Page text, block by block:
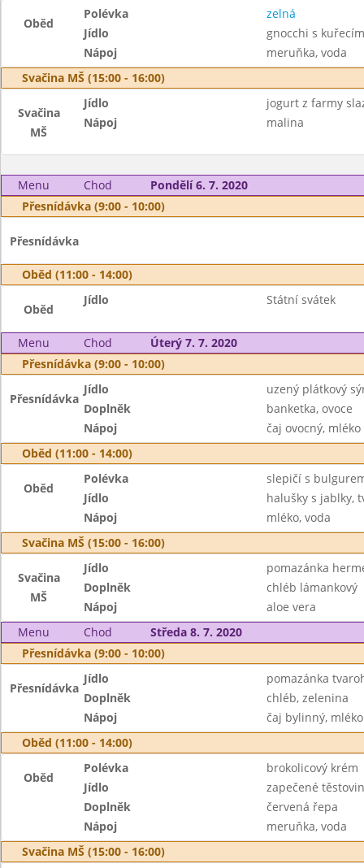
Oběd
Polévka
zelná
Jídlo
gnocchi s
Nápoj
meruňka, voda
Svačina MŠ (15:00 - 16:00)
Svačina
MŠ
Jídlo
jogurt z farmy
Nápoj
malina
Menu Chod
Pondělí 6. 7. 2020
Přesnídávka (9:00 - 10:00)
Přesnídávka
Oběd (11:00 - 14:00)
Oběd
Jídlo Státní svátek
Menu Chod
Úterý 7. 7. 2020
Přesnídávka (9:00 - 10:00)
Přesnídávka
Jídlo
uzený plátkový
Doplněk
banketka, ovoce
Nápoj
čaj ovocný, mléko
Oběd (11:00 - 14:00)
Oběd
Polévka
slepičí s
Jídlo
halušky s jablky,
Nápoj
mléko, voda
Svačina MŠ (15:00 - 16:00)
Svačina
MŠ
Jídlo
pomazánka
Doplněk
chléb lámankový
Nápoj
aloe vera
Menu
Chod
Středa 8. 7. 2020
Přesnídávka (9:00 - 10:00)
Přesnídávka
Jídlo
pomazánka
Doplněk
chléb, zelenina
Nápoj
čaj bylinný, mléko
Oběd (11:00 - 14:00)
Oběd
Polévka
brokolicový krém
Jídlo
zapečené
Doplněk
červená řepa
Nápoj
meruňka, voda
Svačina MŠ (15:00 - 16:00)